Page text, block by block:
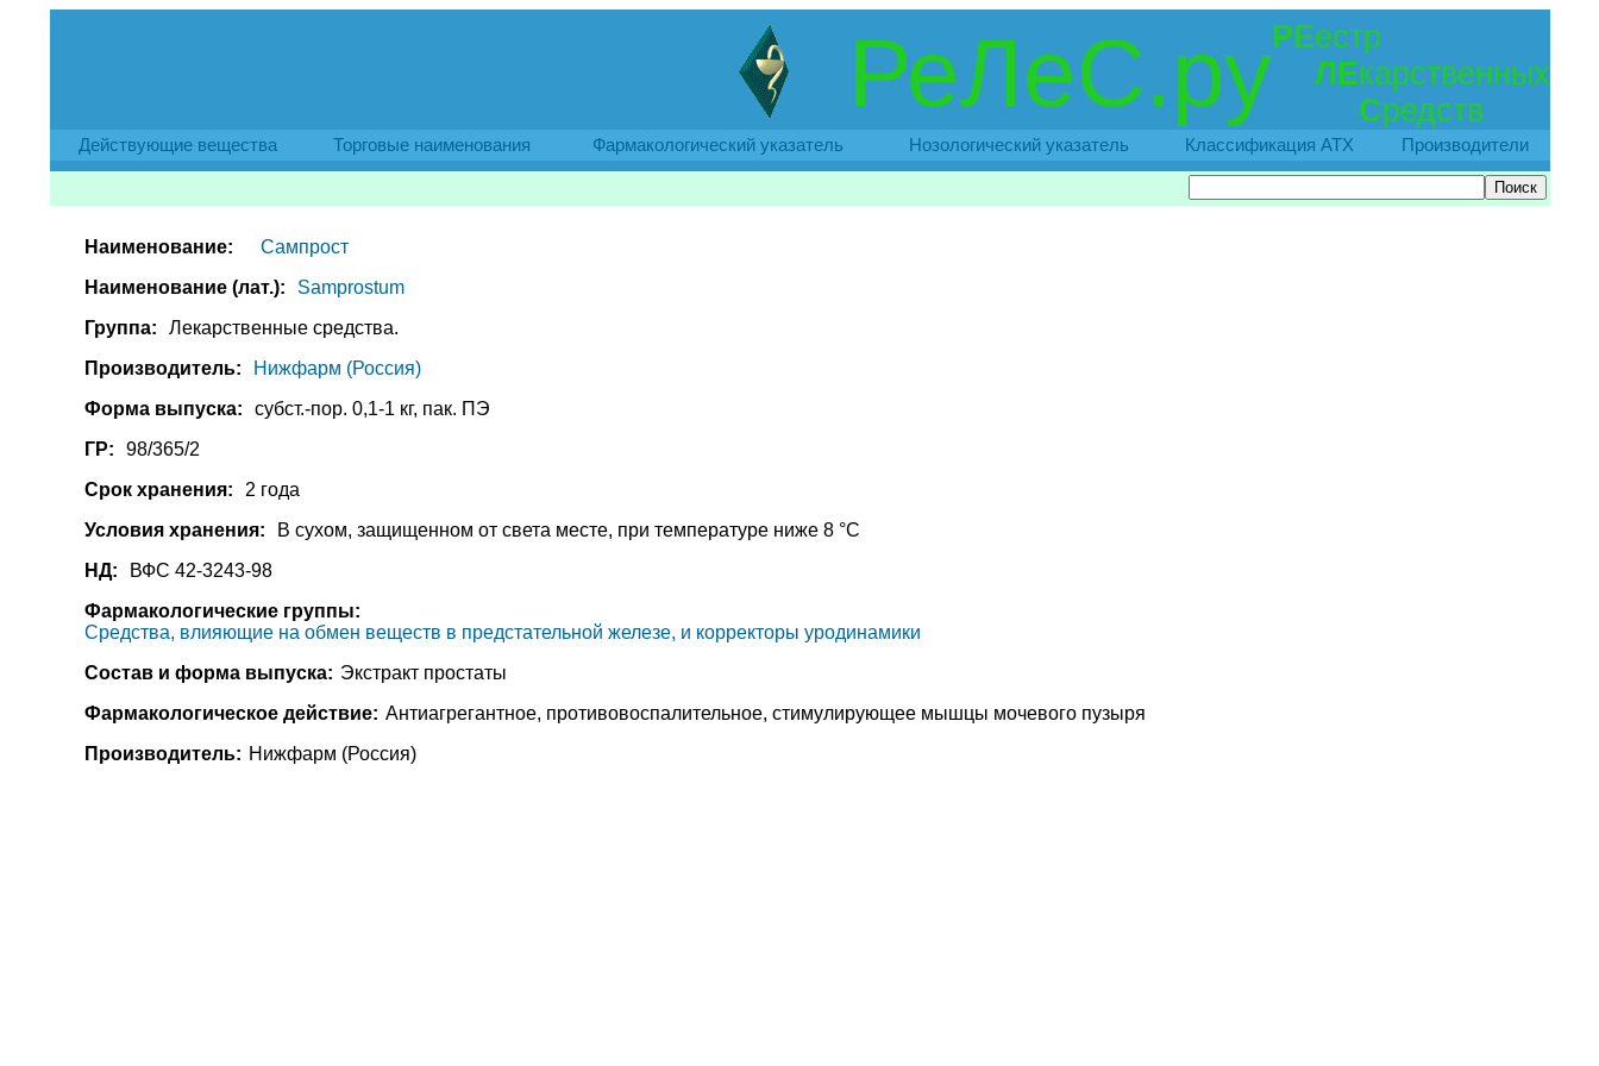
РеЛеС.руРЕестр
ЛЕкарственных
Средств
Действующие вещества Торговые наименования Фармакологический указатель Нозологический указатель Классификация АТХ Производители
Наименование:
Сампрост
Наименование (лат.):
Samprostum
Группа:
Лекарственные средства.
Производитель:
Нижфарм (Россия)
Форма выпуска:
субст.-пор. 0,1-1 кг, пак. ПЭ
ГР:
98/365/2
Срок хранения:
2 года
Условия хранения:
В сухом, защищенном от света месте, при температуре ниже 8 °C
НД:
ВФС 42-3243-98
Фармакологические группы:
Средства, влияющие на обмен веществ в предстательной железе, и корректоры уродинамики
Состав и форма выпуска: Экстракт простаты
Фармакологическое действие: Антиагрегантное, противовоспалительное, стимулирующее мышцы мочевого пузыря
Производитель: Нижфарм (Россия)